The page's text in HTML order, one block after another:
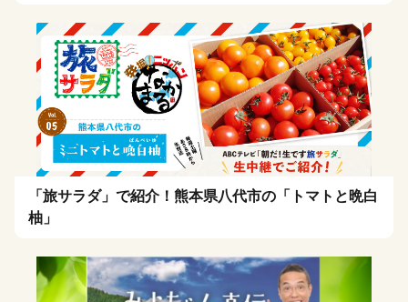
「旅サラダ」で紹介！熊本県八代市の「トマトと晩白
柚」